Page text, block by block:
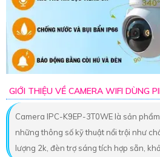
GIỚI THIỆU VỀ CAMERA WIFI DÙNG
Camera IPC-K9EP-3T0WE là sản
những thông số kỹ thuật nổi trội như
lượng 2k, đèn trợ sáng tích hợp sẵn,